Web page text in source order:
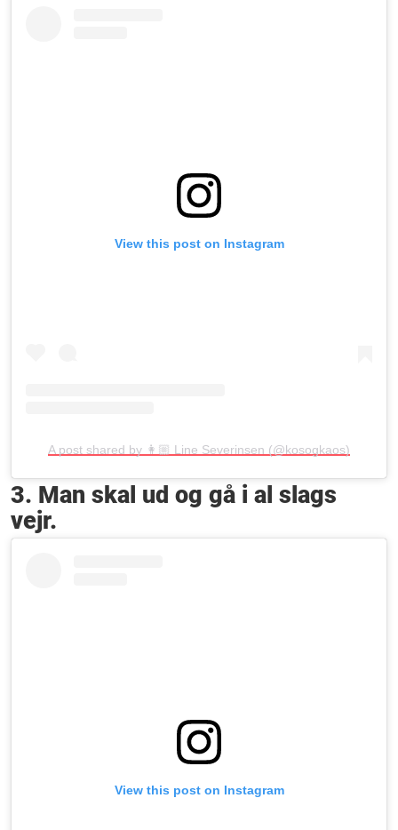
View this post on Instagram
A post shared by 👩🏼 Line Severinsen (@kosogkaos)
3. Man skal ud og gå i al slags
vejr.
View this post on Instagram